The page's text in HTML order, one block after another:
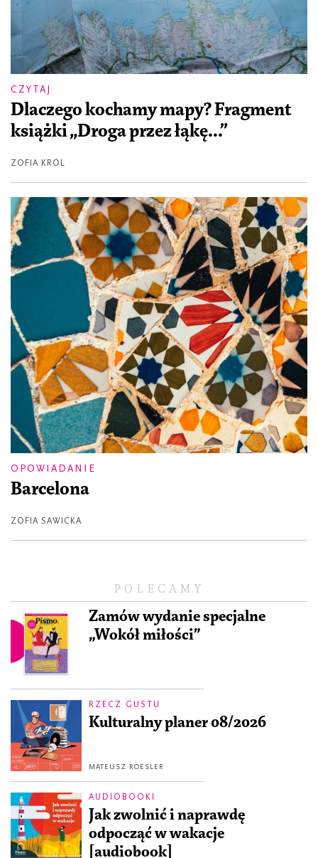
POLECAMY
Zamów wydanie specjalne
„Wokół miłości”
RZECZ GUSTU
Kulturalny planer 08/2026
MATEUSZ ROESLER
AUDIOBOOKI
Jak zwolnić i naprawdę
odpocząć w wakacje
[audiobook]
CZYTAJ
Dlaczego kochamy mapy? Fragment
książki „Droga przez łąkę...”
ZOFIA KRÓL
OPOWIADANIE
Barcelona
ZOFIA SAWICKA